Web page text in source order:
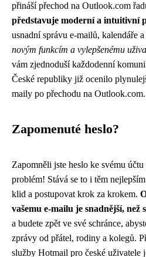
přináší přechod na Outlook.com
představuje moderní a intuitivní
usnadní správu e-mailů, kalendáře
novým funkcím a vylepšenému
vám zjednoduší každodenní
České republiky již ocenilo
maily po přechodu na Outlook.com.
Zapomenuté heslo?
Zapomněli jste heslo ke svému
problém! Stává se to i těm
klid a postupovat krok za krokem.
vašemu e-mailu je snadnější, než
a budete zpět ve své schránce,
zprávy od přátel, rodiny a kolegů.
služby Hotmail pro české uživatele